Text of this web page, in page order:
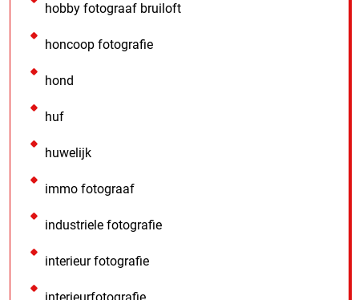
hobby fotograaf bruiloft
honcoop fotografie
hond
huf
huwelijk
immo fotograaf
industriele fotografie
interieur fotografie